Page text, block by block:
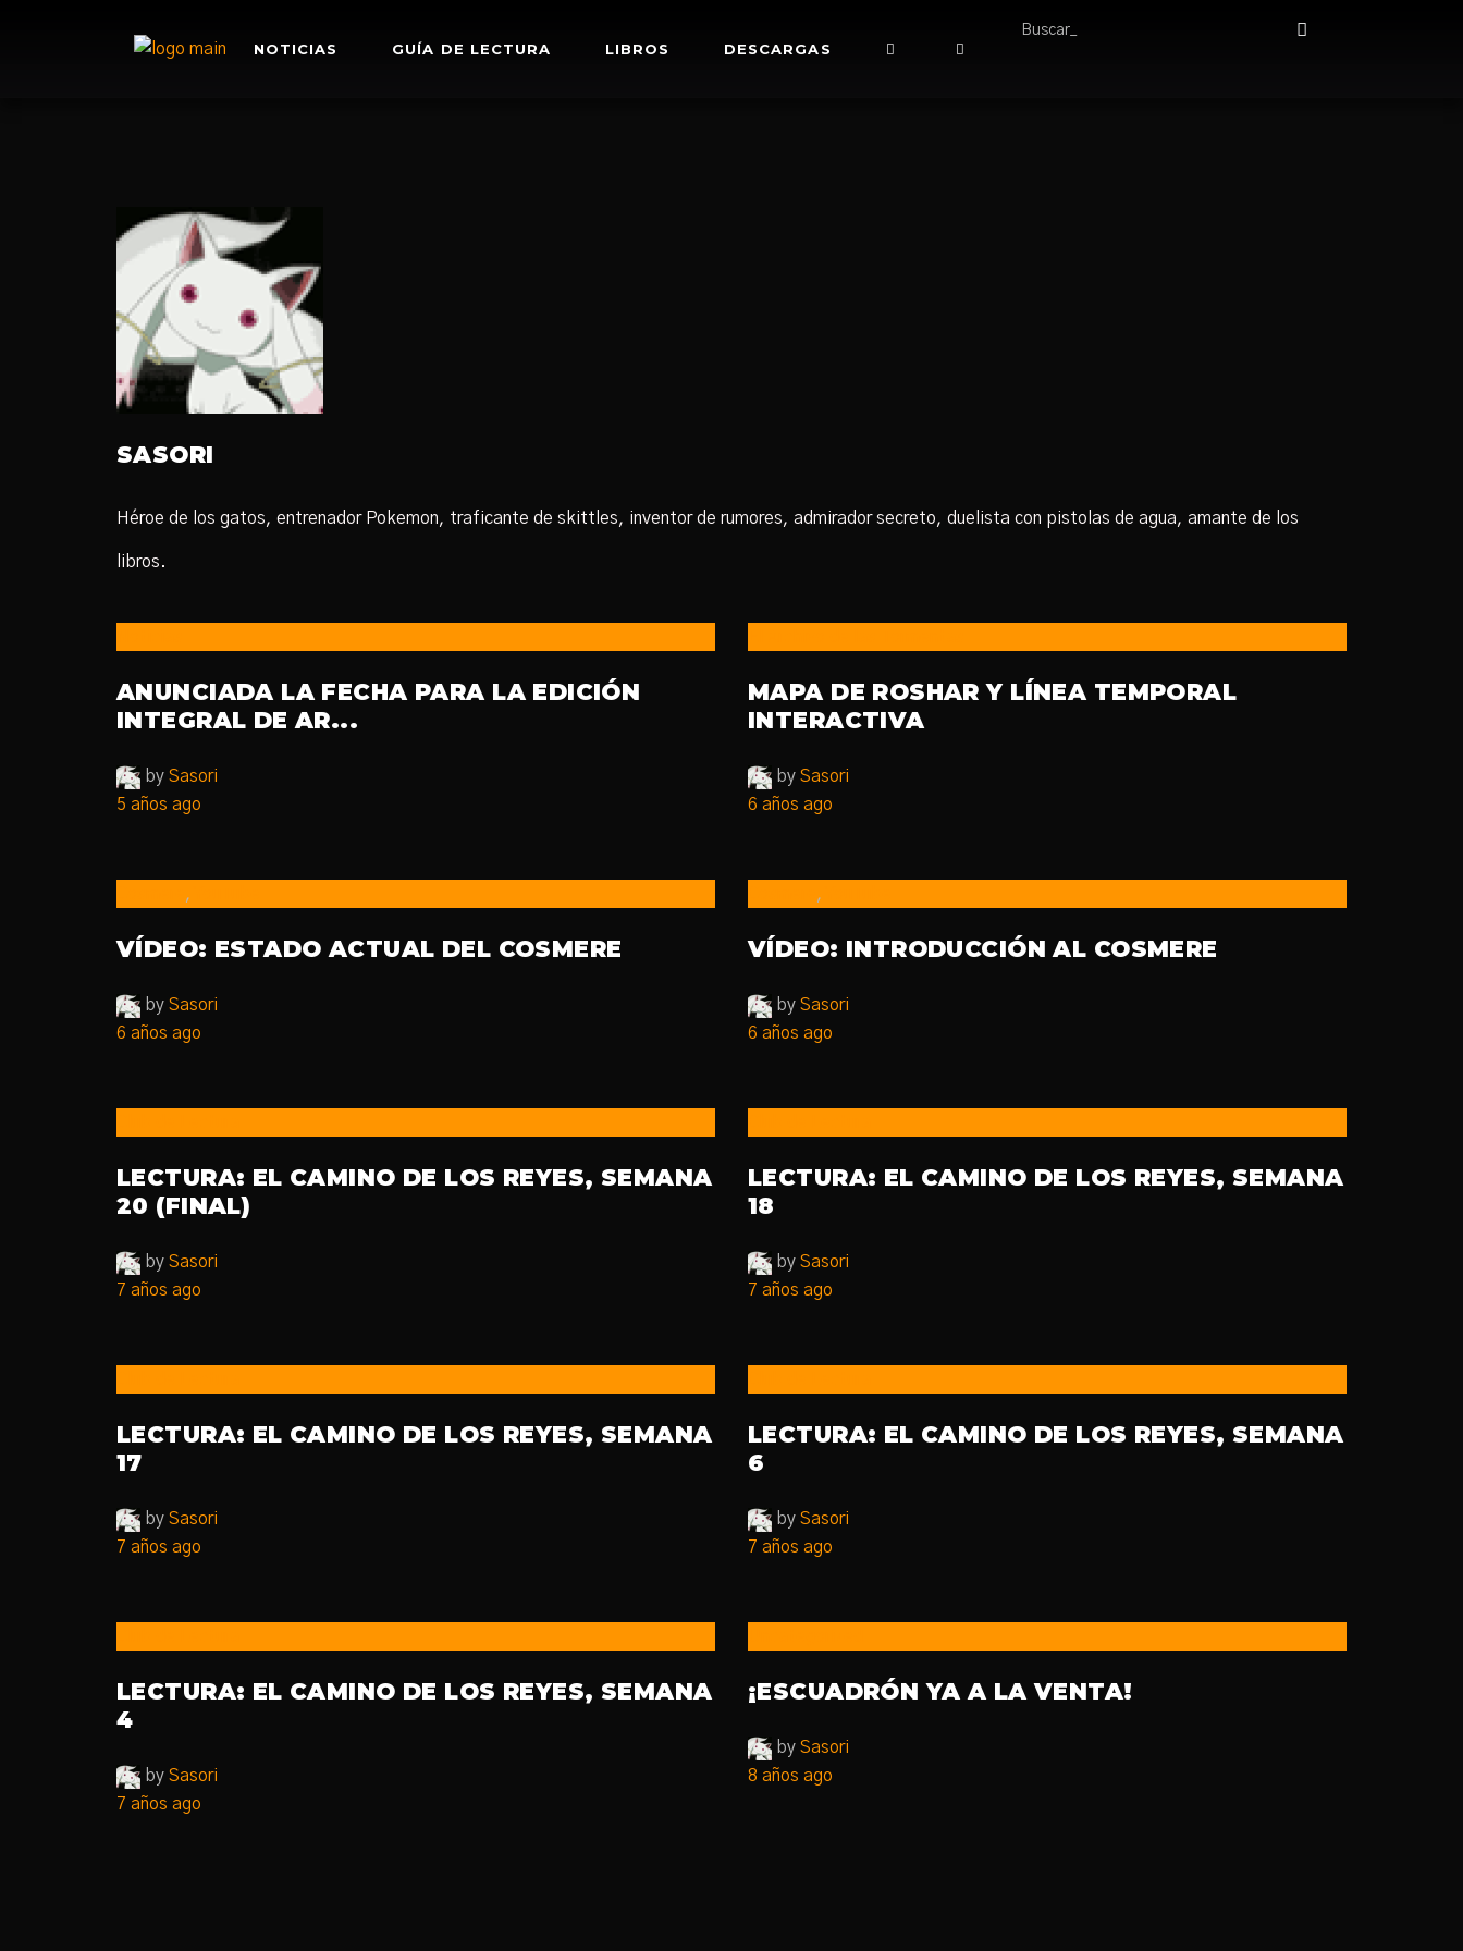
NOTICIAS GUÍA DE LECTURA LIBROS DESCARGAS
SASORI
Héroe de los gatos, entrenador Pokemon, traficante de skittles, inventor de rumores, admirador secreto, duelista con pistolas de agua, amante de los
libros.
ANUNCIADA LA FECHA PARA LA EDICIÓN
INTEGRAL DE AR...
by Sasori
5 años ago
MAPA DE ROSHAR Y LÍNEA TEMPORAL
INTERACTIVA
by Sasori
6 años ago
,
VÍDEO: ESTADO ACTUAL DEL COSMERE
by Sasori
6 años ago
,
VÍDEO: INTRODUCCIÓN AL COSMERE
by Sasori
6 años ago
LECTURA: EL CAMINO DE LOS REYES, SEMANA
20 (FINAL)
by Sasori
7 años ago
LECTURA: EL CAMINO DE LOS REYES, SEMANA
18
by Sasori
7 años ago
LECTURA: EL CAMINO DE LOS REYES, SEMANA
17
by Sasori
7 años ago
LECTURA: EL CAMINO DE LOS REYES, SEMANA
6
by Sasori
7 años ago
LECTURA: EL CAMINO DE LOS REYES, SEMANA
4
by Sasori
7 años ago
¡ESCUADRÓN YA A LA VENTA!
by Sasori
8 años ago